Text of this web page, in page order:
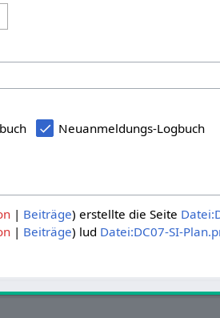
Neuanmeldungs-Logbuch
Beiträge erstellte die Seite
Beiträge lud Datei:DC07-SI-